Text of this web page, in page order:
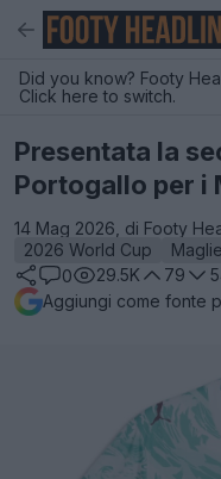
Did you know? Footy
Click here to switch.
Presentata la
Portogallo per i
14 Mag 2026, di Footy
2026 World Cup
Maglie
0
29.5K 79
Aggiungi come fonte